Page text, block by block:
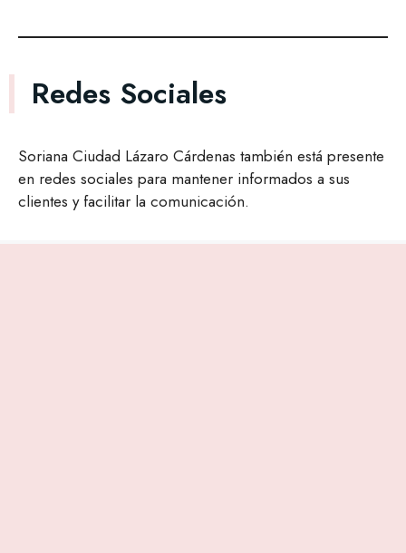
Redes Sociales
Soriana Ciudad Lázaro Cárdenas también está presente
en redes sociales para mantener informados a sus
clientes y facilitar la comunicación.